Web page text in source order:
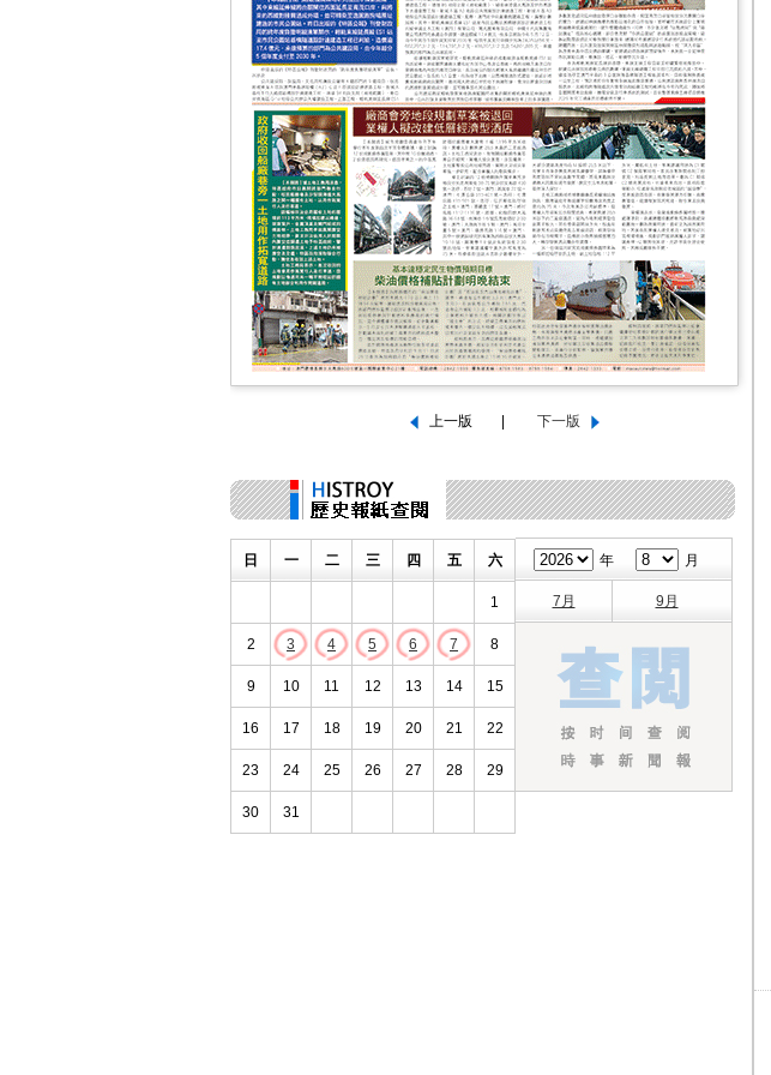
日 一 二 三 四 五 六
1
2 3 4 5 6 7 8
9 10 11 12 13 14 15
16 17 18 19 20 21 22
23 24 25 26 27 28 29
30 31
年 月
7月 9月